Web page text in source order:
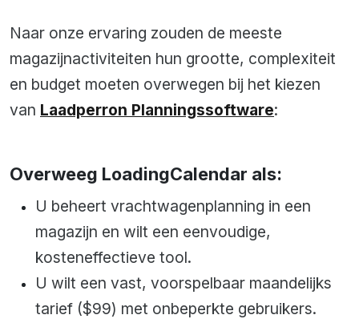
Naar onze ervaring zouden de meeste
magazijnactiviteiten hun grootte, complexiteit
en budget moeten overwegen bij het kiezen
van Laadperron Planningssoftware:
Overweeg LoadingCalendar als:
U beheert vrachtwagenplanning in een
magazijn en wilt een eenvoudige,
kosteneffectieve tool.
U wilt een vast, voorspelbaar maandelijks
tarief ($99) met onbeperkte gebruikers.